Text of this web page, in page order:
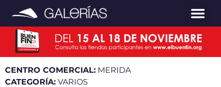
CENTRO COMERCIAL: MERIDA
CATEGORÍA: VARIOS